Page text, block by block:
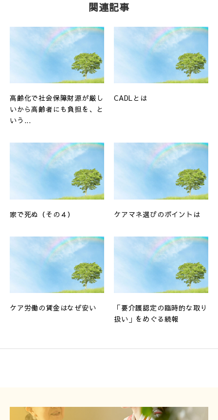
関連記事
高齢化で社会保障財源が厳し
いから高齢者にも負担を、と
いう...
CADLとは
家で死ぬ（その４） ケアマネ選びのポイントは
ケア労働の賃金はなぜ安い
「要介護認定の臨時的な取り
扱い」をめぐる続報